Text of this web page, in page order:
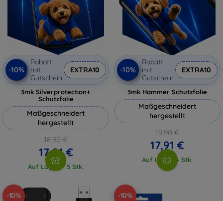
-10%
Rabatt
mit
Gutschein
EXTRA10
3mk Silverprotection+
Schutzfolie
Maßgeschneidert
hergestellt
18,90 €
17,01 €
Auf Lager > 5 Stk.
-10%
Rabatt
mit
Gutschein
EXTRA10
3mk Hammer Schutzfolie
Maßgeschneidert
hergestellt
19,90 €
17,91 €
Auf Lager 4 Stk.
-10% -10%